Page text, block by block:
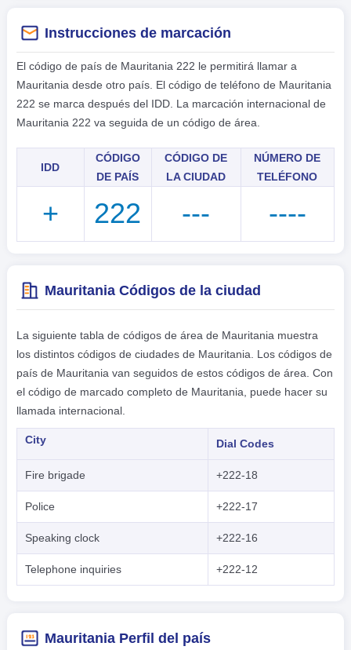
Instrucciones de marcación
El código de país de Mauritania 222 le permitirá llamar a
Mauritania desde otro país. El código de teléfono de Mauritania
222 se marca después del IDD. La marcación internacional de
Mauritania 222 va seguida de un código de área.
IDD
CÓDIGO
DE PAÍS
CÓDIGO DE
LA CIUDAD
NÚMERO DE
TELÉFONO
+ 222 --- ----
Mauritania Códigos de la ciudad
La siguiente tabla de códigos de área de Mauritania muestra
los distintos códigos de ciudades de Mauritania. Los códigos de
país de Mauritania van seguidos de estos códigos de área. Con
el código de marcado completo de Mauritania, puede hacer su
llamada internacional.
City Dial Codes
Fire brigade +222-18
Police +222-17
Speaking clock +222-16
Telephone inquiries +222-12
Mauritania Perfil del país